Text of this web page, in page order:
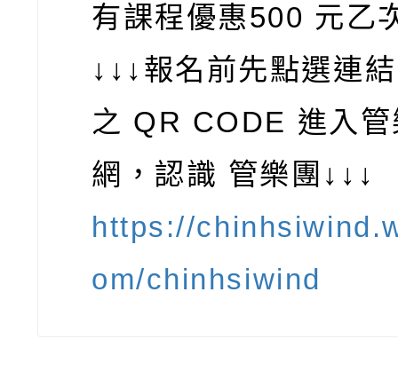
有課程優惠500 元
↓↓↓報名前先點選連
之 QR CODE 進入
網，認識 管樂團↓↓↓
https://
om/chinhsiwind